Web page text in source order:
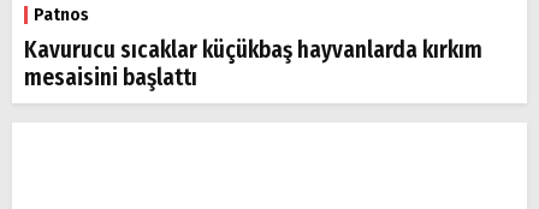
Patnos
Kavurucu sıcaklar küçükbaş hayvanlarda kırkım
mesaisini başlattı